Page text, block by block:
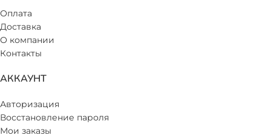
Оплата
Доставка
О компании
Контакты
АККАУНТ
Авторизация
Восстановление пароля
Мои заказы